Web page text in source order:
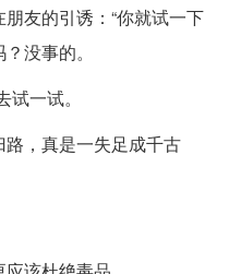
友的引诱：“你就试一下
没事的。
一试。
，真是一失足成千古